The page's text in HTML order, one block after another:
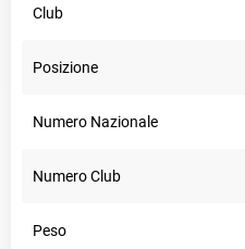
Club
Posizione
Numero Nazionale
Numero Club
Peso